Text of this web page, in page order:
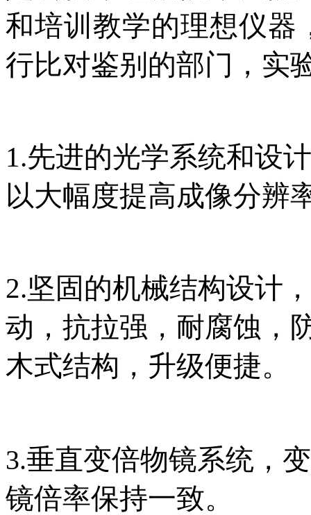
和培训教学的理想仪器
行比对鉴别的部门，实
1.先进的光学系统和设
以大幅度提高成像分辨
2.坚固的机械结构设计
动，抗拉强，耐腐蚀，
木式结构，升级便捷。
3.垂直变倍物镜系统，
镜倍率保持一致。